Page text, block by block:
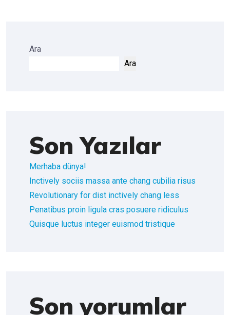
Ara
Ara
Son Yazılar
Merhaba dünya!
Inctively sociis massa ante chang cubilia risus
Revolutionary for dist inctively chang less
Penatibus proin ligula cras posuere ridiculus
Quisque luctus integer euismod tristique
Son yorumlar